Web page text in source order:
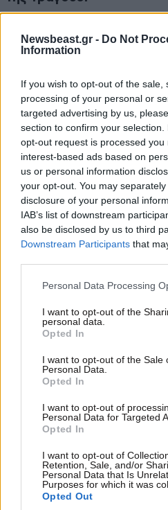
Newsbeast.gr - Do Not
Information
If you wish to opt-out of the
processing of your personal or
targeted advertising by us,
section to confirm your
opt-out request is processed you
interest-based ads based on
us or personal information
your opt-out. You may
disclosure of your personal
IAB’s list of downstream
also be disclosed by us to third
Downstream Participants that
Please note that this website/
not limited to your visit or usage
grant or deny consent to Google
use your data for below
consent section.
Personal Data Processing
I want to opt-out of the
personal data.
Opted In
I want to opt-out of the Sale
Personal Data.
Opted In
I want to opt-out of
Personal Data for Targeted
Opted In
I want to opt-out of
Retention, Sale, and/or
Personal Data that Is
Purposes for which it was
Opted Out